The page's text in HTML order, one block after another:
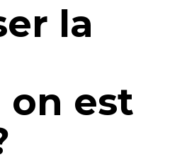
la
est